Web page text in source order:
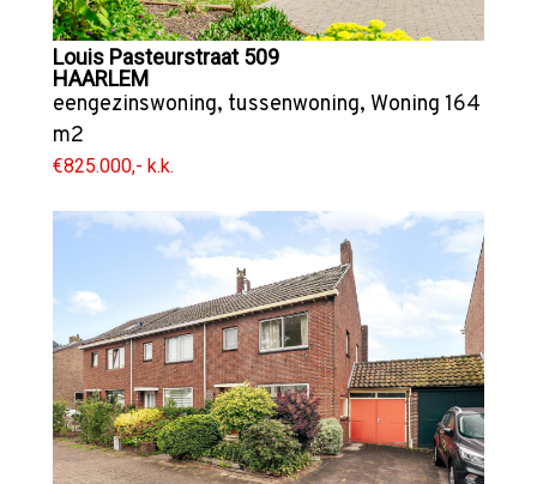
Louis Pasteurstraat 509
HAARLEM
eengezinswoning, tussenwoning, Woning 164
m2
€825.000,- k.k.